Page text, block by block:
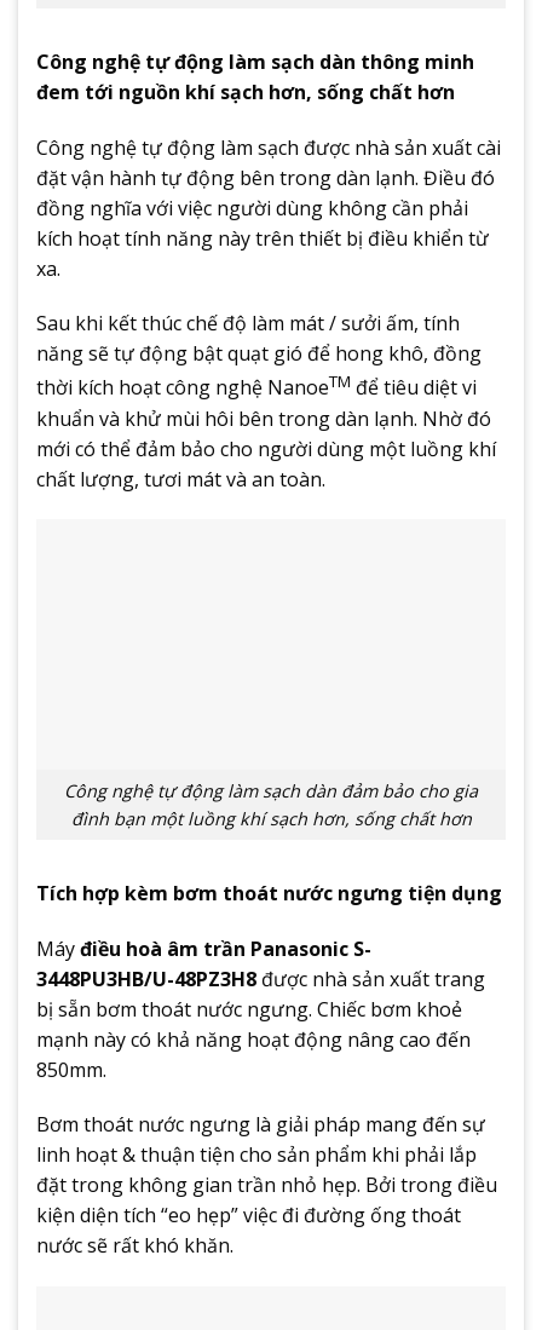
Công nghệ tự động làm sạch dàn thông minh
đem tới nguồn khí sạch hơn, sống chất hơn
Công nghệ tự động làm sạch được nhà sản xuất cài
đặt vận hành tự động bên trong dàn lạnh. Điều đó
đồng nghĩa với việc người dùng không cần phải
kích hoạt tính năng này trên thiết bị điều khiển từ
xa.
Sau khi kết thúc chế độ làm mát / sưởi ấm, tính
năng sẽ tự động bật quạt gió để hong khô, đồng
thời kích hoạt công nghệ NanoeTM để tiêu diệt vi
khuẩn và khử mùi hôi bên trong dàn lạnh. Nhờ đó
mới có thể đảm bảo cho người dùng một luồng khí
chất lượng, tươi mát và an toàn.
Công nghệ tự động làm sạch dàn đảm bảo cho gia
đình bạn một luồng khí sạch hơn, sống chất hơn
Tích hợp kèm bơm thoát nước ngưng tiện dụng
Máyđiều hoà âm trần Panasonic S-
3448PU3HB/U-48PZ3H8 được nhà sản xuất trang
bị sẵn bơm thoát nước ngưng. Chiếc bơm khoẻ
mạnh này có khả năng hoạt động nâng cao đến
850mm.
Bơm thoát nước ngưng là giải pháp mang đến sự
linh hoạt & thuận tiện cho sản phẩm khi phải lắp
đặt trong không gian trần nhỏ hẹp. Bởi trong điều
kiện diện tích “eo hẹp” việc đi đường ống thoát
nước sẽ rất khó khăn.